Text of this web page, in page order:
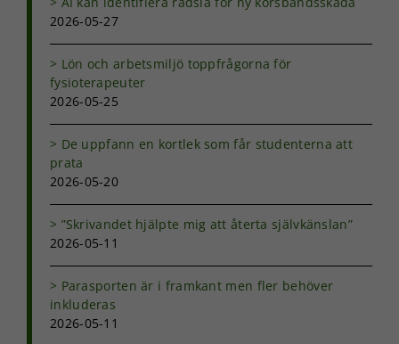
2026-05-27
Lön och arbetsmiljö toppfrågorna för
fysioterapeuter
2026-05-25
De uppfann en kortlek som får studenterna att
prata
2026-05-20
”Skrivandet hjälpte mig att återta självkänslan”
2026-05-11
Parasporten är i framkant men fler behöver
inkluderas
2026-05-11